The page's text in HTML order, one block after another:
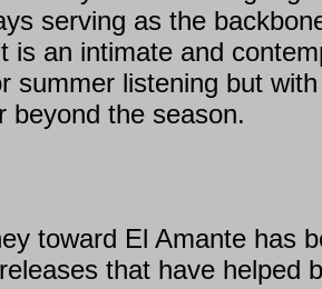
serving as the
is an intimate and
summer listening but
beyond the season.
toward El Amante has
that have helped